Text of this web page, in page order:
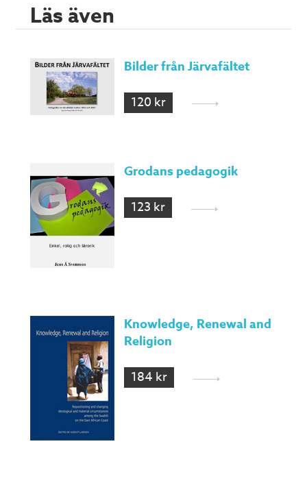
Läs även
Bilder från Järvafältet
120 kr
Grodans pedagogik
123 kr
Knowledge, Renewal and
Religion
184 kr